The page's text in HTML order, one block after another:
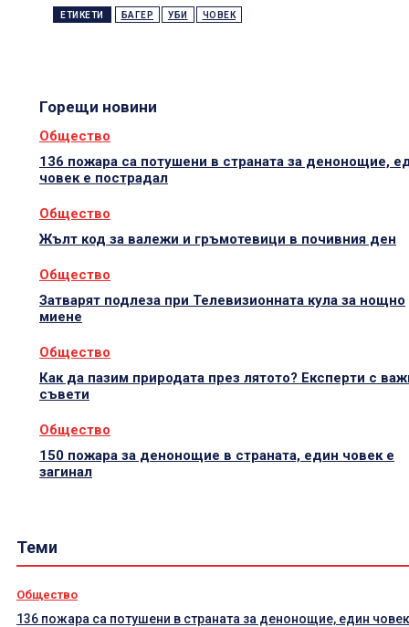
ЕТИКЕТИ БАГЕР УБИ ЧОВЕК
Горещи новини
Общество
136 пожара са потушени в страната за денонощие,
човек е пострадал
Общество
Жълт код за валежи и гръмотевици в почивния ден
Общество
Затварят подлеза при Телевизионната кула за нощно
миене
Общество
Как да пазим природата през лятото? Експерти с
съвети
Общество
150 пожара за денонощие в страната, един човек е
загинал
Теми
Общество
136 пожара са потушени в страната за денонощие, един